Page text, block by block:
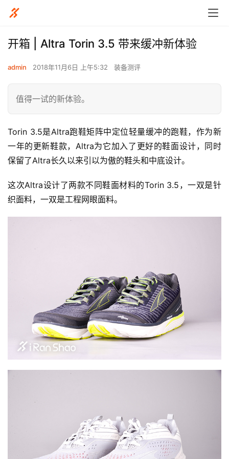
开箱 | Altra Torin 3.5 带来缓冲新体验
admin 2018年11月6日 上午5:32 装备测评
值得一试的新体验。
Torin 3.5是Altra跑鞋矩阵中定位轻量缓冲的跑鞋，作为新
一年的更新鞋款，Altra为它加入了更好的鞋面设计，同时
保留了Altra长久以来引以为傲的鞋头和中底设计。
这次Altra设计了两款不同鞋面材料的Torin 3.5，一双是针
织面料，一双是工程网眼面料。